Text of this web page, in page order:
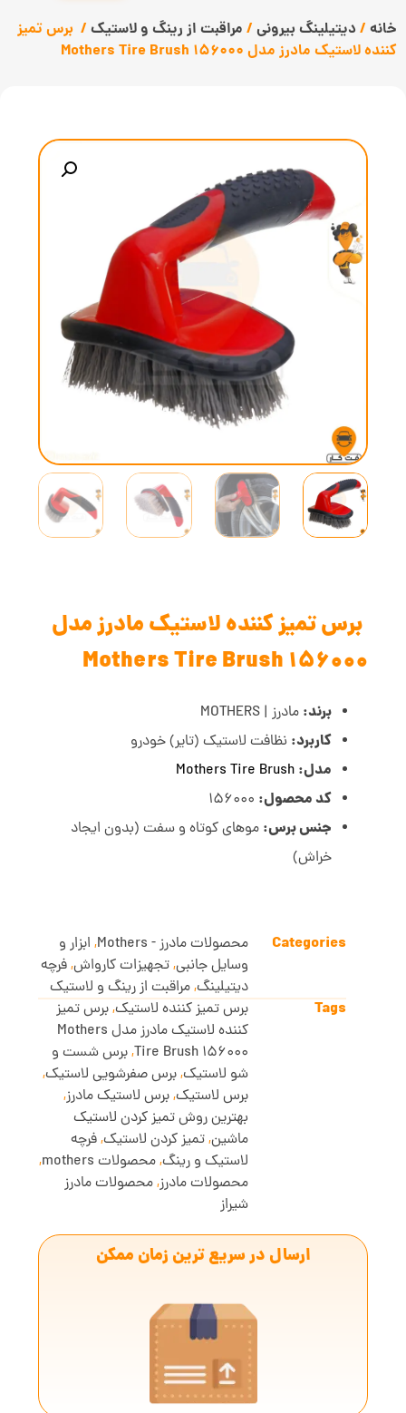
خانه / دیتیلینگ بیرونی / مراقبت از رینگ و لاستیک / برس تمیز
کننده لاستیک مادرز مدل Mothers Tire Brush 156000
برس تمیز کننده لاستیک مادرز مدل
Mothers Tire Brush 156000
برند: مادرز | MOTHERS
کاربرد: نظافت لاستیک (تایر) خودرو
مدل: Mothers Tire Brush
کد محصول:
جنس برس: موهای کوتاه و سفت (بدون ایجاد
خراش)
Categories محصولات مادرز - Mothers , ابزار و
وسایل جانبی,تجهیزات کارواش,فرچه
دیتیلینگ,مراقبت از رینگ و لاستیک
Tags برس تمیز کننده لاستیک,برس تمیز
کننده لاستیک مادرز مدل Mothers
Tire Brush 156000
,برس شست و
شو لاستیک,برس صفرشویی لاستیک,
برس لاستیک,برس لاستیک مادرز,
بهترین روش تمیز کردن لاستیک
ماشین,تمیز کردن لاستیک,فرچه
لاستیک و رینگ,محصولات mothers
,
محصولات مادرز,محصولات مادرز
شیراز
ارسال در سریع ترین زمان ممکن